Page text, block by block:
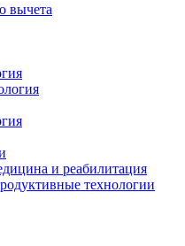
вычета
и реабилитация
технологии